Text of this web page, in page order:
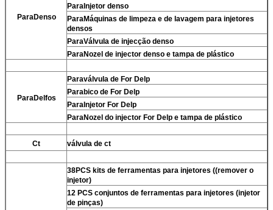
ParaDenso
ParaInjetor denso
ParaMáquinas de limpeza e de lavagem para injetores
densos
ParaVálvula de injecção denso
ParaNozel de injector denso e tampa de plástico
ParaDelfos
Paraválvula de For Delp
Parabico de For Delp
ParaInjetor For Delp
ParaNozel do injector For Delp e tampa de plástico
Ct válvula de ct
38PCS kits de ferramentas para injetores ((remover o
injetor)
12 PCS conjuntos de ferramentas para injetores (injetor
de pinças)